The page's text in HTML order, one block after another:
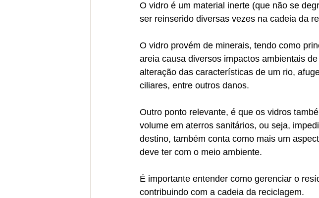
O vidro é um material inerte (que não se
ser reinserido diversas vezes na cadeia da
O vidro provém de minerais, tendo como
areia causa diversos impactos ambientais
alteração das características de um rio,
ciliares, entre outros danos.
Outro ponto relevante, é que os vidros
volume em aterros sanitários, ou seja,
destino, também conta como mais um
deve ter com o meio ambiente.
É importante entender como gerenciar o
contribuindo com a cadeia da reciclagem.